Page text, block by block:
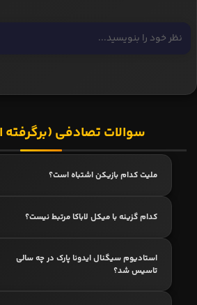
سوالات تصادفی (برگرفته
ملیت کدام بازیکن اشتباه است؟
کدام گزینه با میکل لاباکا مرتبط نیست؟
استادیوم سیگنال ایدونا پارک در چه سالی
تاسیس شد؟